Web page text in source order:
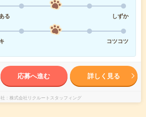
る
しずか
コツコツ
応募へ進む 詳しく見る
株式会社リクルートスタッフィング